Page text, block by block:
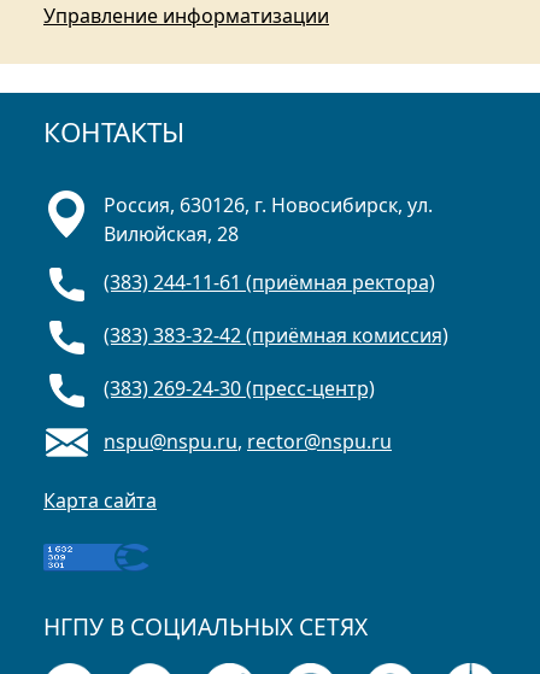
Управление информатизации
КОНТАКТЫ
Россия, 630126, г. Новосибирск, ул.
Вилюйская, 28
(383) 244-11-61 (приёмная ректора)
(383) 383-32-42 (приёмная комиссия)
(383) 269-24-30 (пресс-центр)
nspu@nspu.ru, rector@nspu.ru
Карта сайта
НГПУ В СОЦИАЛЬНЫХ СЕТЯХ